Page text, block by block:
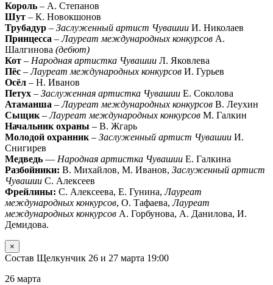
Король – А. Степанов
Шут – К. Новокшонов
Трубадур – Заслуженный артист Чувашии И. Николаев
Принцесса –Лауреат международных конкурсов А.
Шалгинова (дебют)
Кот – Народная артистка Чувашии Л. Яковлева
Пёс –Лауреат международных конкурсов И. Гурьев
Осёл – Н. Иванов
Петух – Заслуженная артистка Чувашии Е. Соколова
Атаманша –Лауреат международных конкурсов В. Леухин
Сыщик–Лауреат международных конкурсов М. Галкин
Начальник охраны – В. Жгарь
Молодой охранник– Заслуженный артист Чувашии И.
Снигирев
Медведь — Народная артистка Чувашии Е. Галкина
Разбойники: В. Михайлов, М. Иванов, Заслуженный артист
Чувашии С. Алексеев
Фрейлины: С. Алексеева, Е. Гунина,Лауреат
международных конкурсов, О. Тафаева,Лауреат
международных конкурсов А. Горбунова, А. Данилова, И.
Демидова.
×
Состав Щелкунчик 26 и 27 марта 19:00
26 марта